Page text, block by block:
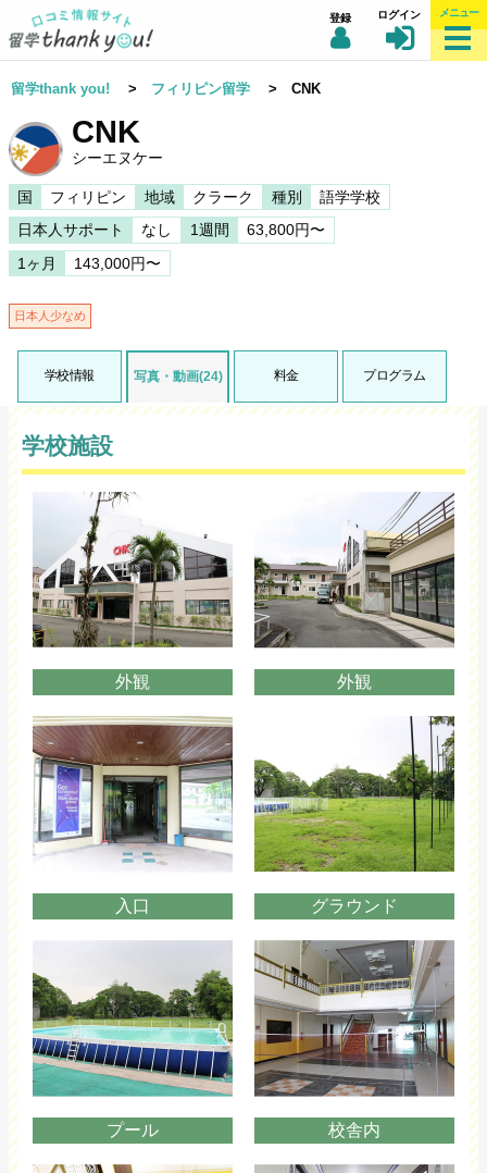
登録 ログイン メニュー
留学thank you! > フィリピン留学 > CNK
CNK
シーエヌケー
国 フィリピン 地域 クラーク 種別
語学学校
日本人サポート
なし 1週間
63,800円〜
1ヶ月
143,000円〜
日本人少なめ
学校情報 写真・動画(24) 料金 プログラム
学校施設
外観 外観
入口 グラウンド
プール 校舎内